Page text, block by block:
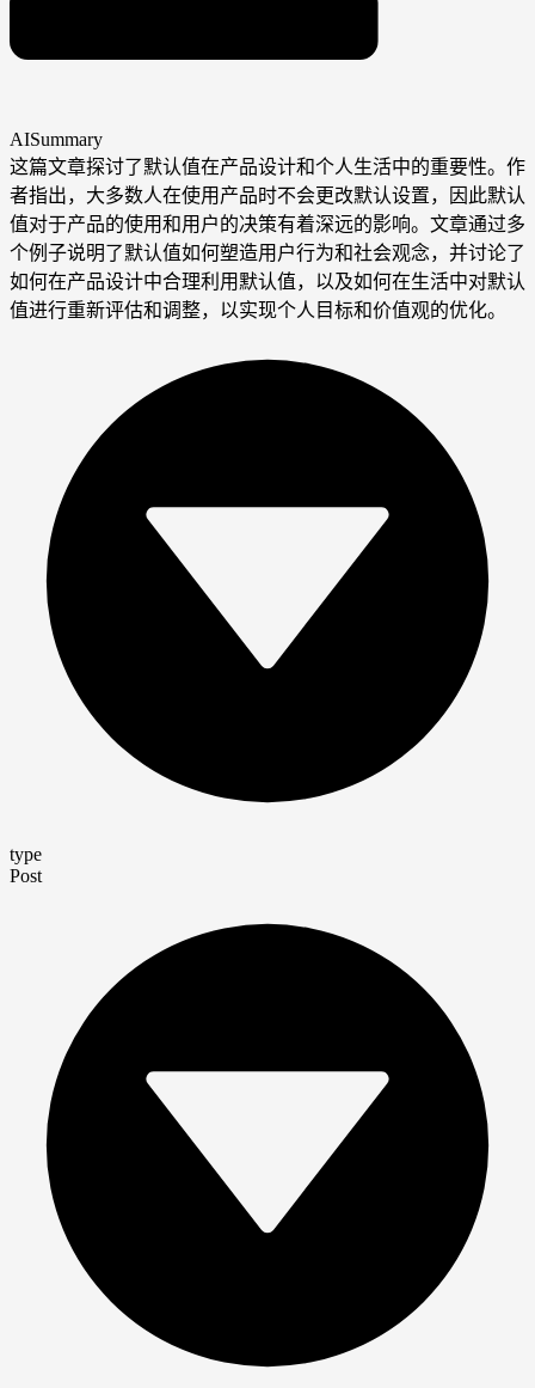
AISummary
这篇文章探讨了默认值在产品设计和个人生活中的重要性。作
者指出，大多数人在使用产品时不会更改默认设置，因此默认
值对于产品的使用和用户的决策有着深远的影响。文章通过多
个例子说明了默认值如何塑造用户行为和社会观念，并讨论了
如何在产品设计中合理利用默认值，以及如何在生活中对默认
值进行重新评估和调整，以实现个人目标和价值观的优化。
type
Post